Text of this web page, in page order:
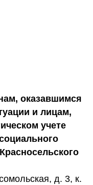
оказавшимся
и лицам,
учете
д. 3, к.